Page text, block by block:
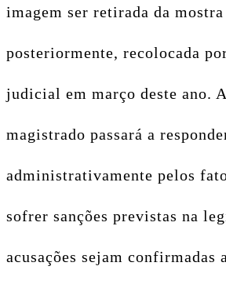
imagem ser retirada da mostra
posteriormente, recolocada
judicial em março deste ano.
magistrado passará a
administrativamente pelos
sofrer sanções previstas na
acusações sejam confirmadas